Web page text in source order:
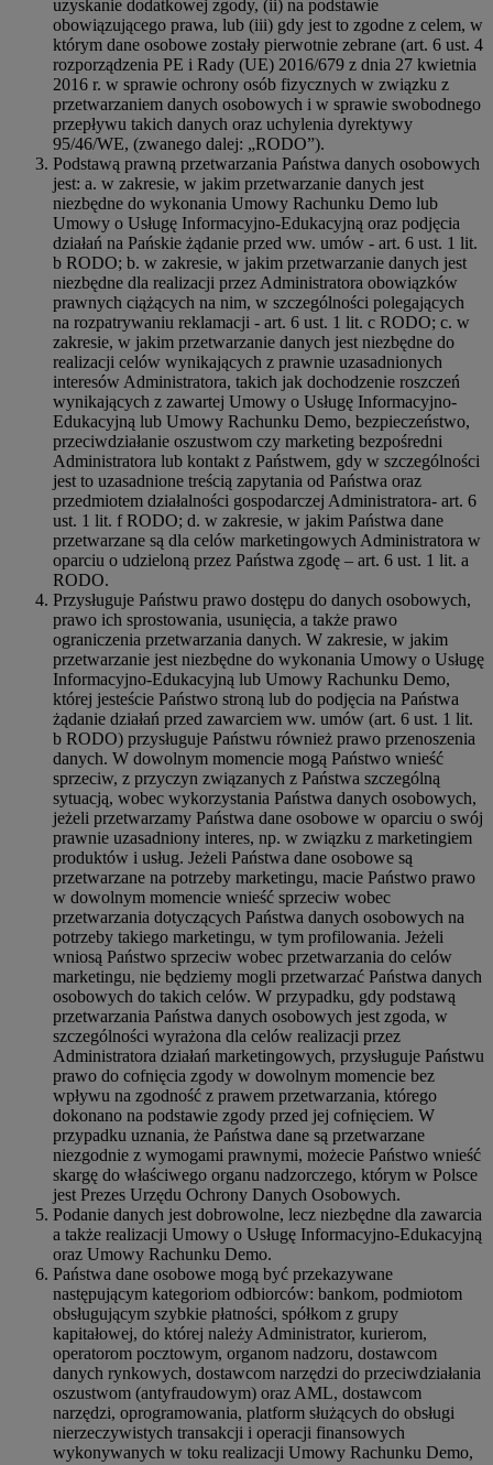
uzyskanie dodatkowej zgody, (ii) na podstawie
obowiązującego prawa, lub (iii) gdy jest to zgodne z celem, w
którym dane osobowe zostały pierwotnie zebrane (art. 6 ust. 4
rozporządzenia PE i Rady (UE) 2016/679 z dnia 27 kwietnia
2016 r. w sprawie ochrony osób fizycznych w związku z
przetwarzaniem danych osobowych i w sprawie swobodnego
przepływu takich danych oraz uchylenia dyrektywy
95/46/WE, (zwanego dalej: „RODO”).
Podstawą prawną przetwarzania Państwa danych osobowych
jest: a. w zakresie, w jakim przetwarzanie danych jest
niezbędne do wykonania Umowy Rachunku Demo lub
Umowy o Usługę Informacyjno-Edukacyjną oraz podjęcia
działań na Pańskie żądanie przed ww. umów - art. 6 ust. 1 lit.
b RODO; b. w zakresie, w jakim przetwarzanie danych jest
niezbędne dla realizacji przez Administratora obowiązków
prawnych ciążących na nim, w szczególności polegających
na rozpatrywaniu reklamacji - art. 6 ust. 1 lit. c RODO; c. w
zakresie, w jakim przetwarzanie danych jest niezbędne do
realizacji celów wynikających z prawnie uzasadnionych
interesów Administratora, takich jak dochodzenie roszczeń
wynikających z zawartej Umowy o Usługę Informacyjno-
Edukacyjną lub Umowy Rachunku Demo, bezpieczeństwo,
przeciwdziałanie oszustwom czy marketing bezpośredni
Administratora lub kontakt z Państwem, gdy w szczególności
jest to uzasadnione treścią zapytania od Państwa oraz
przedmiotem działalności gospodarczej Administratora- art. 6
ust. 1 lit. f RODO; d. w zakresie, w jakim Państwa dane
przetwarzane są dla celów marketingowych Administratora w
oparciu o udzieloną przez Państwa zgodę – art. 6 ust. 1 lit. a
RODO.
Przysługuje Państwu prawo dostępu do danych osobowych,
prawo ich sprostowania, usunięcia, a także prawo
ograniczenia przetwarzania danych. W zakresie, w jakim
przetwarzanie jest niezbędne do wykonania Umowy o Usługę
Informacyjno-Edukacyjną lub Umowy Rachunku Demo,
której jesteście Państwo stroną lub do podjęcia na Państwa
żądanie działań przed zawarciem ww. umów (art. 6 ust. 1 lit.
b RODO) przysługuje Państwu również prawo przenoszenia
danych. W dowolnym momencie mogą Państwo wnieść
sprzeciw, z przyczyn związanych z Państwa szczególną
sytuacją, wobec wykorzystania Państwa danych osobowych,
jeżeli przetwarzamy Państwa dane osobowe w oparciu o swój
prawnie uzasadniony interes, np. w związku z marketingiem
produktów i usług. Jeżeli Państwa dane osobowe są
przetwarzane na potrzeby marketingu, macie Państwo prawo
w dowolnym momencie wnieść sprzeciw wobec
przetwarzania dotyczących Państwa danych osobowych na
potrzeby takiego marketingu, w tym profilowania. Jeżeli
wniosą Państwo sprzeciw wobec przetwarzania do celów
marketingu, nie będziemy mogli przetwarzać Państwa danych
osobowych do takich celów. W przypadku, gdy podstawą
przetwarzania Państwa danych osobowych jest zgoda, w
szczególności wyrażona dla celów realizacji przez
Administratora działań marketingowych, przysługuje Państwu
prawo do cofnięcia zgody w dowolnym momencie bez
wpływu na zgodność z prawem przetwarzania, którego
dokonano na podstawie zgody przed jej cofnięciem. W
przypadku uznania, że Państwa dane są przetwarzane
niezgodnie z wymogami prawnymi, możecie Państwo wnieść
skargę do właściwego organu nadzorczego, którym w Polsce
jest Prezes Urzędu Ochrony Danych Osobowych.
Podanie danych jest dobrowolne, lecz niezbędne dla zawarcia
a także realizacji Umowy o Usługę Informacyjno-Edukacyjną
oraz Umowy Rachunku Demo.
Państwa dane osobowe mogą być przekazywane
następującym kategoriom odbiorców: bankom, podmiotom
obsługującym szybkie płatności, spółkom z grupy
kapitałowej, do której należy Administrator, kurierom,
operatorom pocztowym, organom nadzoru, dostawcom
danych rynkowych, dostawcom narzędzi do przeciwdziałania
oszustwom (antyfraudowym) oraz AML, dostawcom
narzędzi, oprogramowania, platform służących do obsługi
nierzeczywistych transakcji i operacji finansowych
wykonywanych w toku realizacji Umowy Rachunku Demo,